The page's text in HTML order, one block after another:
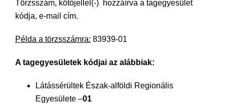
Törzsszám, kötőjellel(-) hozzáírva a tagegyesület
kódja, e-mail cím.
Példa a törzsszámra: 83939-01
A tagegyesületek kódjai az alábbiak:
Látássérültek Észak-alföldi Regionális
Egyesülete –01